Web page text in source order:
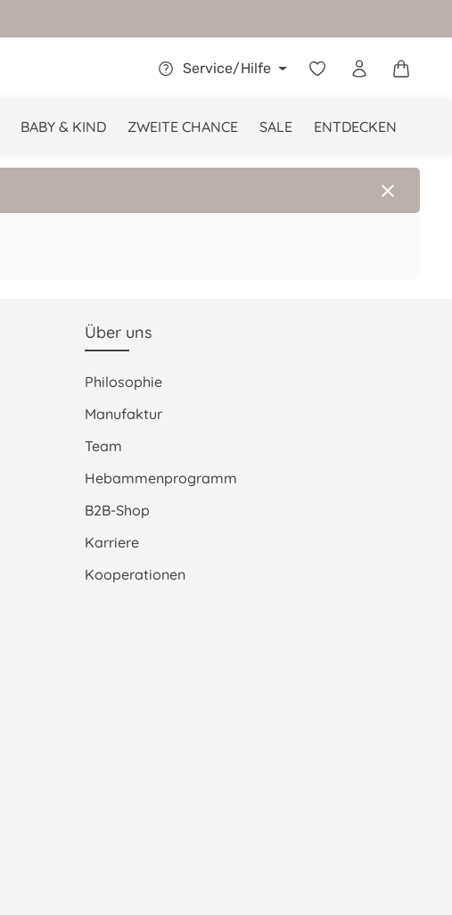
Service/Hilfe
BABY & KIND ZWEITE CHANCE SALE ENTDECKEN
Über uns
Philosophie
Manufaktur
Team
Hebammenprogramm
B2B-Shop
Karriere
Kooperationen